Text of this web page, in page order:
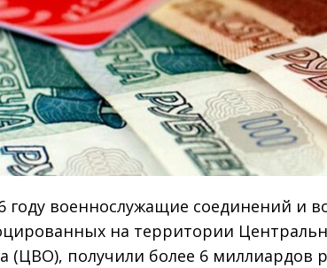
году военнослужащие соединений и
на территории
(ЦВО), получили более 6 миллиардов